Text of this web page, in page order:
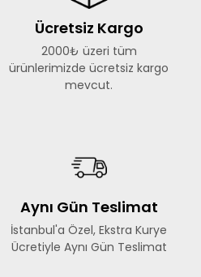
Ücretsiz Kargo
2000₺ üzeri tüm
ürünlerimizde ücretsiz kargo
mevcut.
Aynı Gün Teslimat
İstanbul'a Özel, Ekstra Kurye
Ücretiyle Aynı Gün Teslimat